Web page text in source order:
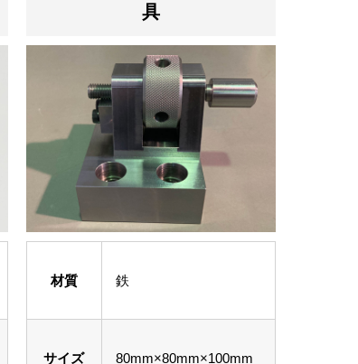
具
材質 鉄
サイズ 80mm×80mm×100mm